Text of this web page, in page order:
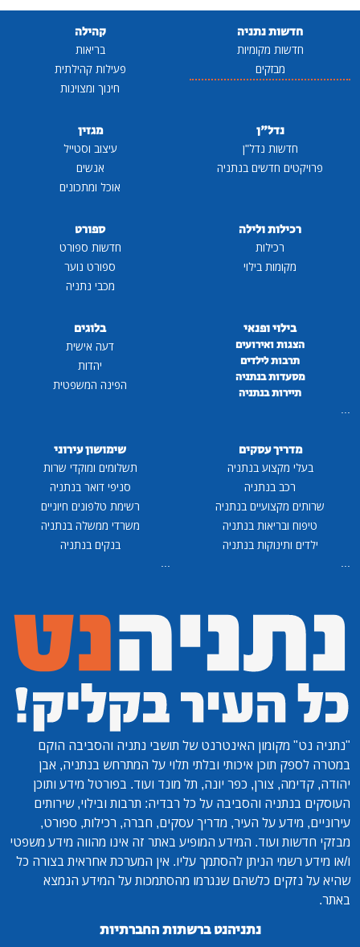
חדשות נתניה
חדשות מקומיות
מבזקים
קהילה
בריאות
פעילות קהילתית
חינוך ומצוינות
נדל"ן
חדשות נדל"ן
פרויקטים חדשים בנתניה
מגזין
עיצוב וסטייל
אנשים
אוכל ומתכונים
רכילות ולילה
רכילות
מקומות בילוי
ספורט
חדשות ספורט
ספורט נוער
מכבי נתניה
בילוי ופנאי
הצגות ואירועים
תרבות לילדים
מסעדות בנתניה
תיירות בנתניה
...
בלוגים
דעה אישית
יהדות
הפינה המשפטית
מדריך עסקים
בעלי מקצוע בנתניה
רכב בנתניה
שרותים מקצועיים בנתניה
טיפוח ובריאות בנתניה
ילדים ותינוקות בנתניה
...
שימושון עירוני
תשלומים ומוקדי שרות
סניפי דואר בנתניה
רשימת טלפונים חיוניים
משרדי ממשלה בנתניה
בנקים בנתניה
...
"נתניה נט" מקומון האינטרנט של תושבי נתניה והסביבה הוקם
במטרה לספק תוכן איכותי ובלתי תלוי על המתרחש בנתניה, אבן
יהודה, קדימה, צורן, כפר יונה, תל מונד ועוד. בפורטל מידע ותוכן
העוסקים בנתניה והסביבה על כל רבדיה: תרבות ובילוי, שירותים
עירוניים, מידע על העיר, מדריך עסקים, חברה, רכילות, ספורט,
מבזקי חדשות ועוד. המידע המופיע באתר זה אינו מהווה מידע משפטי
ו/או מידע רשמי הניתן להסתמך עליו. אין המערכת אחראית בצורה כל
שהיא על נזקים כלשהם שנגרמו מהסתמכות על המידע הנמצא
באתר.
נתניהנט ברשתות החברתיות